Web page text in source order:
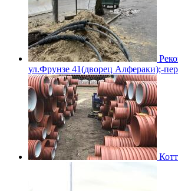
ул.Фрунзе 41(дворец Алфераки);-